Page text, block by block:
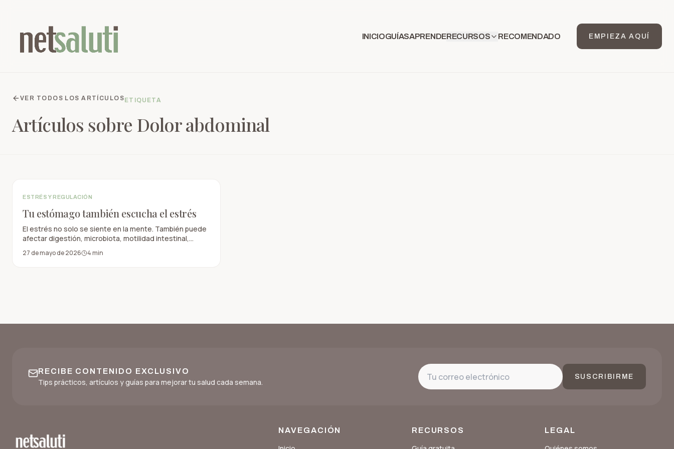
INICIOGUÍASAPRENDERECURSOS RECOMENDADO EMPIEZA AQUÍ
VER TODOS LOS ARTÍCULOS ETIQUETA
Artículos sobre Dolor abdominal
ESTRÉS Y REGULACIÓN
Tu estómago también escucha el estrés
El estrés no solo se siente en la mente. También puede
afectar digestión, microbiota, motilidad intestinal,
inflamación y sensibilidad abdominal.
27 de mayo de 2026 4min
RECIBE CONTENIDO EXCLUSIVO
Tips prácticos, artículos y guías para mejorar tu salud cada semana.
SUSCRIBIRME
NAVEGACIÓN RECURSOS LEGAL